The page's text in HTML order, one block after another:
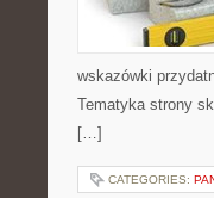
wskazówki
Tematyka strony
[…]
CATEGORIES: